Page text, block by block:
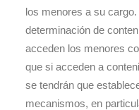
los menores a su
determinación de
acceden los menores
que si acceden a
se tendrán que
mecanismos, en